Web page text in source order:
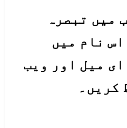
میں تبصرہ
نام میں
میل اور ویب
کریں۔